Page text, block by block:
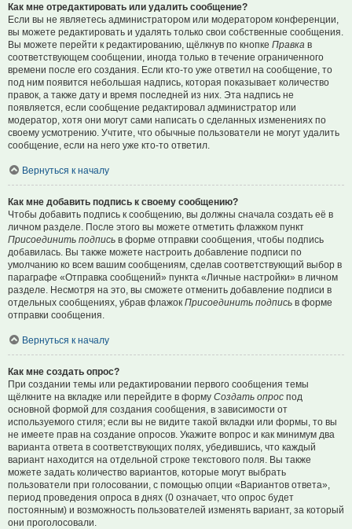
Как мне отредактировать или удалить сообщение?
Если вы не являетесь администратором или модератором конференции,
вы можете редактировать и удалять только свои собственные сообщения.
Вы можете перейти к редактированию, щёлкнув по кнопке Правка в
соответствующем сообщении, иногда только в течение ограниченного
времени после его создания. Если кто-то уже ответил на сообщение, то
под ним появится небольшая надпись, которая показывает количество
правок, а также дату и время последней из них. Эта надпись не
появляется, если сообщение редактировал администратор или
модератор, хотя они могут сами написать о сделанных изменениях по
своему усмотрению. Учтите, что обычные пользователи не могут удалить
сообщение, если на него уже кто-то ответил.
Вернуться к началу
Как мне добавить подпись к своему сообщению?
Чтобы добавить подпись к сообщению, вы должны сначала создать её в
личном разделе. После этого вы можете отметить флажком пункт
Присоединить подпись в форме отправки сообщения, чтобы подпись
добавилась. Вы также можете настроить добавление подписи по
умолчанию ко всем вашим сообщениям, сделав соответствующий выбор в
параграфе «Отправка сообщений» пункта «Личные настройки» в личном
разделе. Несмотря на это, вы сможете отменить добавление подписи в
отдельных сообщениях, убрав флажок Присоединить подпись в форме
отправки сообщения.
Вернуться к началу
Как мне создать опрос?
При создании темы или редактировании первого сообщения темы
щёлкните на вкладке или перейдите в форму Создать опрос под
основной формой для создания сообщения, в зависимости от
используемого стиля; если вы не видите такой вкладки или формы, то вы
не имеете прав на создание опросов. Укажите вопрос и как минимум два
варианта ответа в соответствующих полях, убедившись, что каждый
вариант находится на отдельной строке текстового поля. Вы также
можете задать количество вариантов, которые могут выбрать
пользователи при голосовании, с помощью опции «Вариантов ответа»,
период проведения опроса в днях (0 означает, что опрос будет
постоянным) и возможность пользователей изменять вариант, за который
они проголосовали.